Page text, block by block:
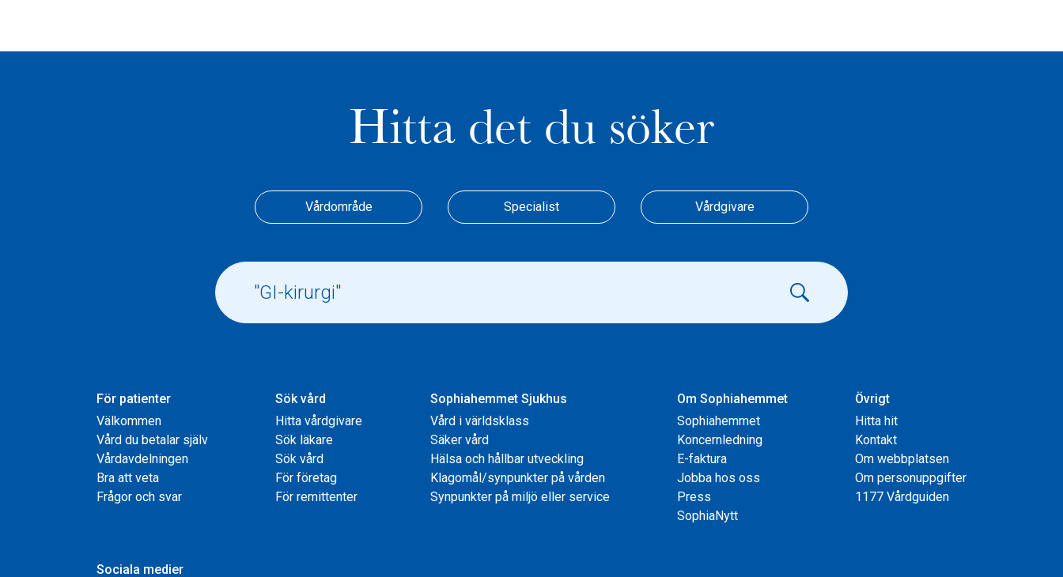
Hitta det du söker
Vårdområde Specialist Vårdgivare
För patienter
Välkommen
Vård du betalar själv
Vårdavdelningen
Bra att veta
Frågor och svar
Sök vård
Hitta vårdgivare
Sök läkare
Sök vård
För företag
För remittenter
Sophiahemmet Sjukhus
Vård i världsklass
Säker vård
Hälsa och hållbar utveckling
Klagomål/synpunkter på vården
Synpunkter på miljö eller service
Om Sophiahemmet
Sophiahemmet
Koncernledning
E-faktura
Jobba hos oss
Press
SophiaNytt
Övrigt
Hitta hit
Kontakt
Om webbplatsen
Om personuppgifter
1177 Vårdguiden
Sociala medier